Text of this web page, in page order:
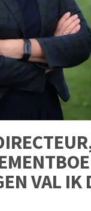
VAL IK